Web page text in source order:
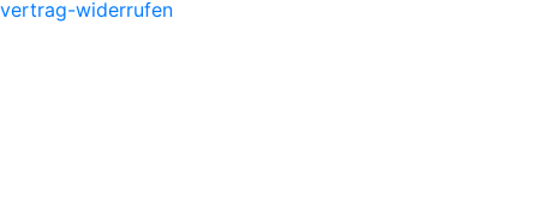
vertrag-widerrufen